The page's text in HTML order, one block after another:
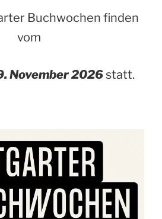
Buchwochen finden
vom
November 2026statt.